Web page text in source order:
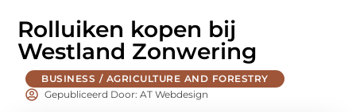
Rolluiken kopen bij
Westland Zonwering
BUSINESS / AGRICULTURE AND FORESTRY
Gepubliceerd Door: AT Webdesign